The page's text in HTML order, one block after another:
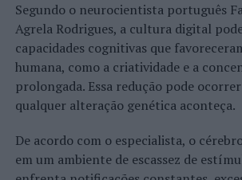
Segundo o neurocientista português
Agrela Rodrigues, a cultura digital
capacidades cognitivas que
humana, como a criatividade e a
prolongada. Essa redução pode
qualquer alteração genética aconteça.
De acordo com o especialista, o
em um ambiente de escassez de